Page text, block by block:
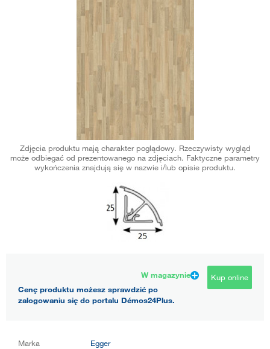
Zdjęcia produktu mają charakter poglądowy. Rzeczywisty wygląd
może odbiegać od prezentowanego na zdjęciach. Faktyczne parametry
wykończenia znajdują się w nazwie i/lub opisie produktu.
W magazynie
Cenę produktu możesz sprawdzić po
zalogowaniu się do portalu Démos24Plus.
Kup online
Marka
Egger